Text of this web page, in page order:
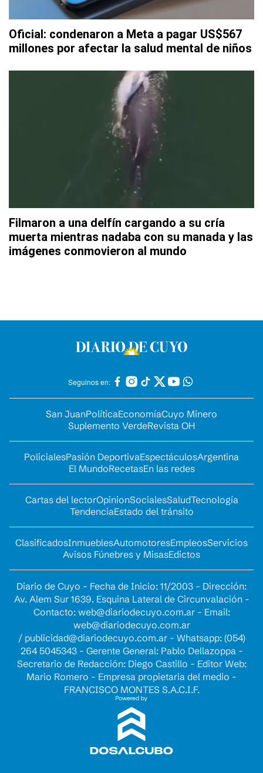
Oficial: condenaron a Meta a pagar US$567
millones por afectar la salud mental de niños
Filmaron a una delfín cargando a su cría
muerta mientras nadaba con su manada y las
imágenes conmovieron al mundo
Seguinos en:
San JuanPolíticaEconomíaCuyo Minero
Suplemento VerdeRevista OH
PolicialesPasión DeportivaEspectáculosArgentina
El MundoRecetasEn las redes
Cartas del lectorOpinionSocialesSaludTecnología
TendenciaEstado del tránsito
ClasificadosInmueblesAutomotoresEmpleosServicios
Avisos Fúnebres y MisasEdictos
Diario de Cuyo - Fecha de Inicio: 11/2003 - Dirección:
Av. Alem Sur 1639. Esquina Lateral de Circunvalación -
Contacto: web@diariodecuyo.com.ar- Email:
web@diariodecuyo.com.ar
/ publicidad@diariodecuyo.com.ar- Whatsapp: (054)
264 5045343 - Gerente General: Pablo Dellazoppa -
Secretario de Redacción: Diego Castillo - Editor Web:
Mario Romero - Empresa propietaria del medio -
FRANCISCO MONTES S.A.C.I.F.